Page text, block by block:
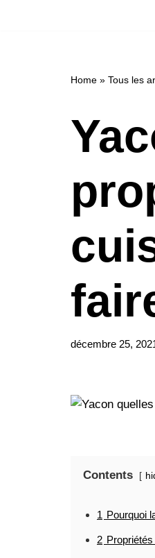
Home » Tous les
décembre 25,
Contents
1 Pourquoi
2